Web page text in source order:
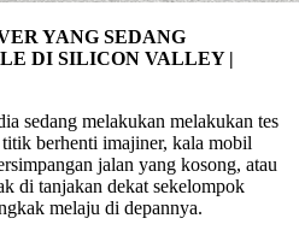
YANG SEDANG
DI SILICON VALLEY |
sedang melakukan melakukan tes
berhenti imajiner, kala mobil
jalan yang kosong, atau
di tanjakan dekat sekelompok
melaju di depannya.